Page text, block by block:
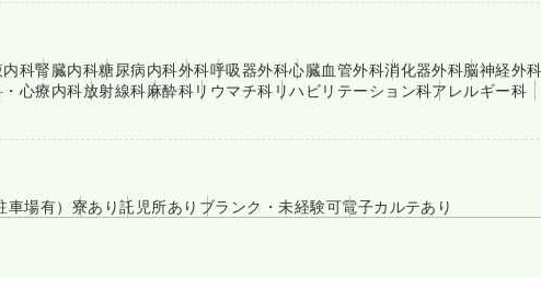
内科腎臓内科糖尿病内科外科呼吸器外科心臓血管外科消化器外科脳神経外科
心療内科放射線科麻酔科リウマチ科 リハビリテーション科アレルギー科
場有） 寮あり託児所あり ブランク・未経験可電子カルテあり